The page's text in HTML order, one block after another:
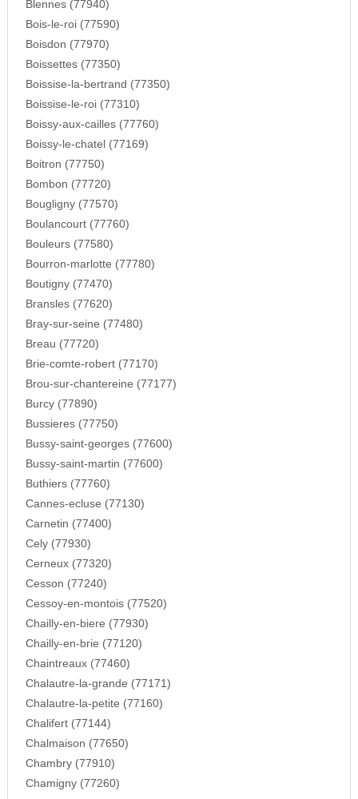
Blennes (77940)
Bois-le-roi (77590)
Boisdon (77970)
Boissettes (77350)
Boissise-la-bertrand (77350)
Boissise-le-roi (77310)
Boissy-aux-cailles (77760)
Boissy-le-chatel (77169)
Boitron (77750)
Bombon (77720)
Bougligny (77570)
Boulancourt (77760)
Bouleurs (77580)
Bourron-marlotte (77780)
Boutigny (77470)
Bransles (77620)
Bray-sur-seine (77480)
Breau (77720)
Brie-comte-robert (77170)
Brou-sur-chantereine (77177)
Burcy (77890)
Bussieres (77750)
Bussy-saint-georges (77600)
Bussy-saint-martin (77600)
Buthiers (77760)
Cannes-ecluse (77130)
Carnetin (77400)
Cely (77930)
Cerneux (77320)
Cesson (77240)
Cessoy-en-montois (77520)
Chailly-en-biere (77930)
Chailly-en-brie (77120)
Chaintreaux (77460)
Chalautre-la-grande (77171)
Chalautre-la-petite (77160)
Chalifert (77144)
Chalmaison (77650)
Chambry (77910)
Chamigny (77260)